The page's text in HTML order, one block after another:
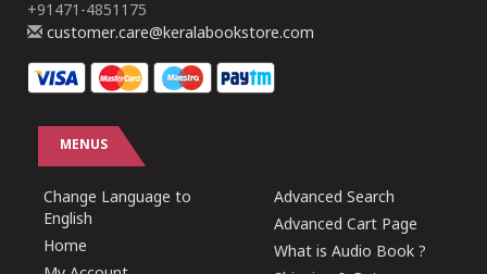
+91471-4851175
customer.care@keralabookstore.com
MENUS
Change Language to
English
Home
Advanced Search
Advanced Cart Page
What is Audio Book ?